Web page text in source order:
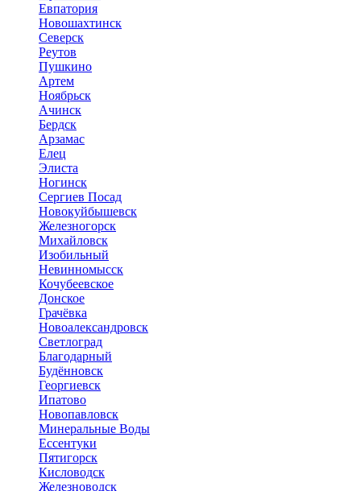
Евпатория
Новошахтинск
Северск
Реутов
Пушкино
Артем
Ноябрьск
Ачинск
Бердск
Арзамас
Елец
Элиста
Ногинск
Сергиев Посад
Новокуйбышевск
Железногорск
Михайловск
Изобильный
Невинномысск
Кочубеевское
Донское
Грачёвка
Новоалександровск
Светлоград
Благодарный
Будённовск
Георгиевск
Ипатово
Новопавловск
Минеральные Воды
Ессентуки
Пятигорск
Кисловодск
Железноводск